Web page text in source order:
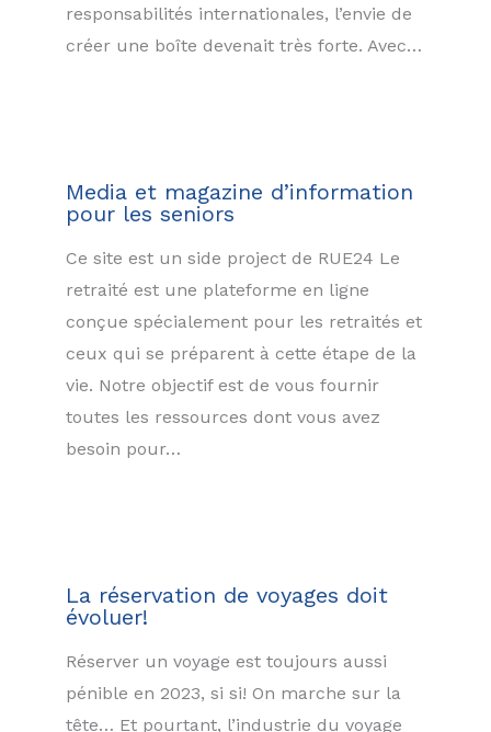
responsabilités internationales, l’envie de
créer une boîte devenait très forte. Avec…
Media et magazine d’information
pour les seniors
Ce site est un side project de RUE24 Le
retraité est une plateforme en ligne
conçue spécialement pour les retraités et
ceux qui se préparent à cette étape de la
vie. Notre objectif est de vous fournir
toutes les ressources dont vous avez
besoin pour…
La réservation de voyages doit
évoluer!
Réserver un voyage est toujours aussi
pénible en 2023, si si! On marche sur la
tête… Et pourtant, l’industrie du voyage